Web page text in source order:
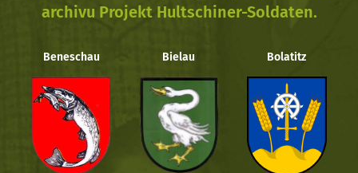
archivu Projekt Hultschiner-Soldaten.
Beneschau Bielau Bolatitz